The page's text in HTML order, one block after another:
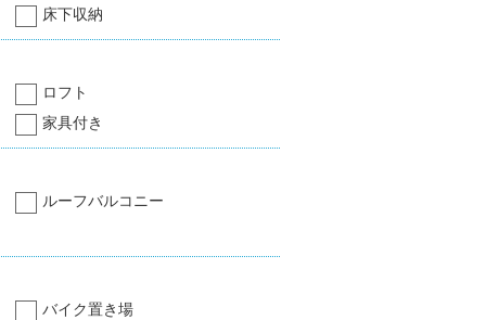
床下収納
ロフト
家具付き
ルーフバルコニー
バイク置き場